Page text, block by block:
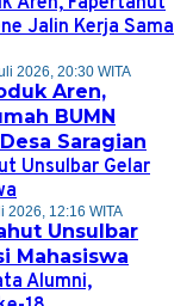
2026, 20:30 WITA
Aren,
BUMN
Saragian
2026, 12:16 WITA
Unsulbar
Mahasiswa